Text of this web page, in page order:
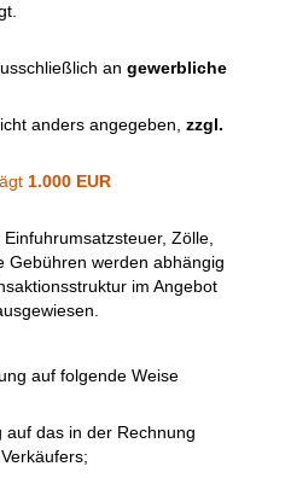
an gewerbliche
anders angegeben, zzgl.
1.000 EUR
Zölle,
Gebühren werden abhängig
im Angebot
auf folgende Weise
das in der Rechnung